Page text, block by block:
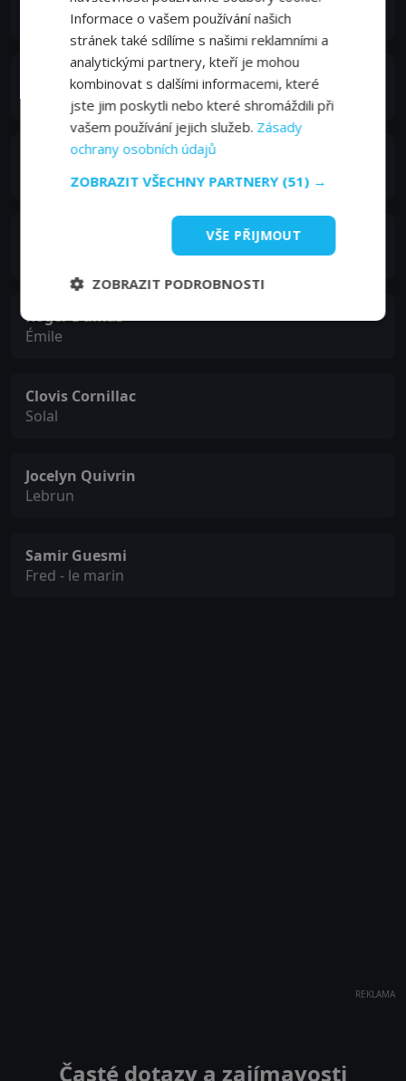
Barnes
Hubert Saint-Macary
Leblanc
Christian Hecq
Lardier
Roger Dumas
Émile
Clovis Cornillac
Solal
Jocelyn Quivrin
Lebrun
Samir Guesmi
Fred - le marin
REKLAMA
Časté dotazy a zajímavosti
Informace o vašem používání našich
stránek také sdílíme s našimi reklamními a
analytickými partnery, kteří je mohou
kombinovat s dalšími informacemi, které
jste jim poskytli nebo které shromáždili při
vašem používání jejich služeb. Zásady
ochrany osobních údajů
ZOBRAZIT VŠECHNY PARTNERY (51) →
VŠE PŘIJMOUT
ZOBRAZIT PODROBNOSTI